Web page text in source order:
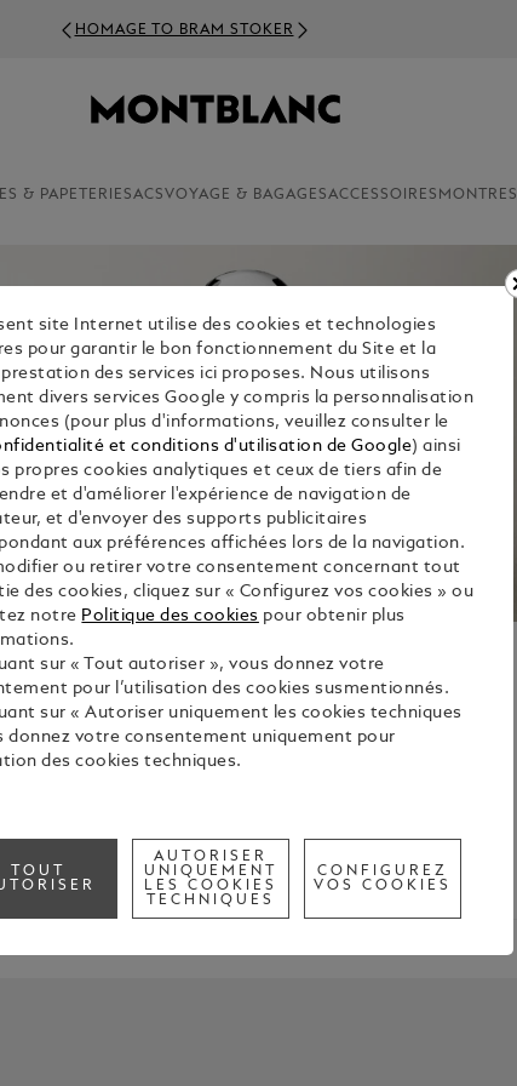
HOMAGE TO BRAM STOKER
& PAPETERIESACSVOYAGE & BAGAGESACCESSOIRES MONTRES
de « La Divina », la soprano admirée pour son amplitude
site Internet utilise des cookies et technologies
pour garantir le bon fonctionnement du Site et la
des services ici proposes. Nous utilisons
divers services Google y compris la personnalisation
(pour plus d'informations, veuillez consulter le
et conditions d'utilisation de Google) ainsi
propres cookies analytiques et ceux de tiers afin de
et d'améliorer l'expérience de navigation de
et d'envoyer des supports publicitaires
aux préférences affichées lors de la navigation.
ou retirer votre consentement concernant tout
des cookies, cliquez sur « Configurez vos cookies » ou
notre Politique des cookies pour obtenir plus
sur « Tout autoriser », vous donnez votre
pour l’utilisation des cookies susmentionnés.
sur « Autoriser uniquement les cookies techniques
donnez votre consentement uniquement pour
des cookies techniques.
TOUT
AUTORISER
UNIQUEMENT
LES COOKIES
TECHNIQUES
CONFIGUREZ
VOS COOKIES